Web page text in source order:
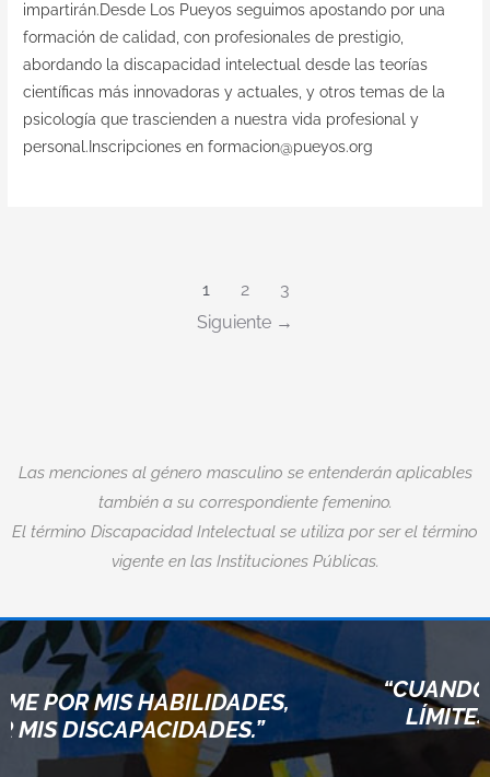
impartirán.Desde Los Pueyos seguimos apostando por una
formación de calidad, con profesionales de prestigio,
abordando la discapacidad intelectual desde las teorías
científicas más innovadoras y actuales, y otros temas de la
psicología que trascienden a nuestra vida profesional y
personal.Inscripciones en formacion@pueyos.org
1 2
3
Siguiente
Las menciones al género masculino se entenderán aplicables
también a su correspondiente femenino.
El término Discapacidad Intelectual se utiliza por ser el término
vigente en las Instituciones Públicas.
“CUANDO ACEPTAMOS
LÍMITES, VAMOS MÁS ALLÁ DE
ELLOS.”